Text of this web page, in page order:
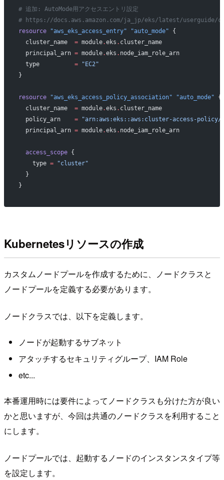
# 追加: AutoMode用アクセスエントリ設定
# https://docs.aws.amazon.com/ja_jp/eks/latest/userguide/
resource "aws_eks_access_entry" "auto_mode" {
  cluster_name
  =
module.eks . cluster_name
  principal_arn
= module.eks . node_iam_role_arn
  type
          =
"EC2"
}
resource "aws_eks_access_policy_association" "auto_mode" {
  cluster_name
  =
module.eks . cluster_name
  policy_arn
    =
"arn:aws:eks::aws:cluster-access-policy/
  principal_arn
= module.eks . node_iam_role_arn
  access_scope
{
    type
= "cluster"
  }
}
Kubernetesリソースの作成
カスタムノードプールを作成するために、ノードクラスと
ノードプールを定義する必要があります。
ノードクラスでは、以下を定義します。
ノードが起動するサブネット
アタッチするセキュリティグループ、IAM Role
etc...
本番運用時には要件によってノードクラスも分けた方が良い
かと思いますが、今回は共通のノードクラスを利用すること
にします。
ノードプールでは、起動するノードのインスタンスタイプ等
を設定します。